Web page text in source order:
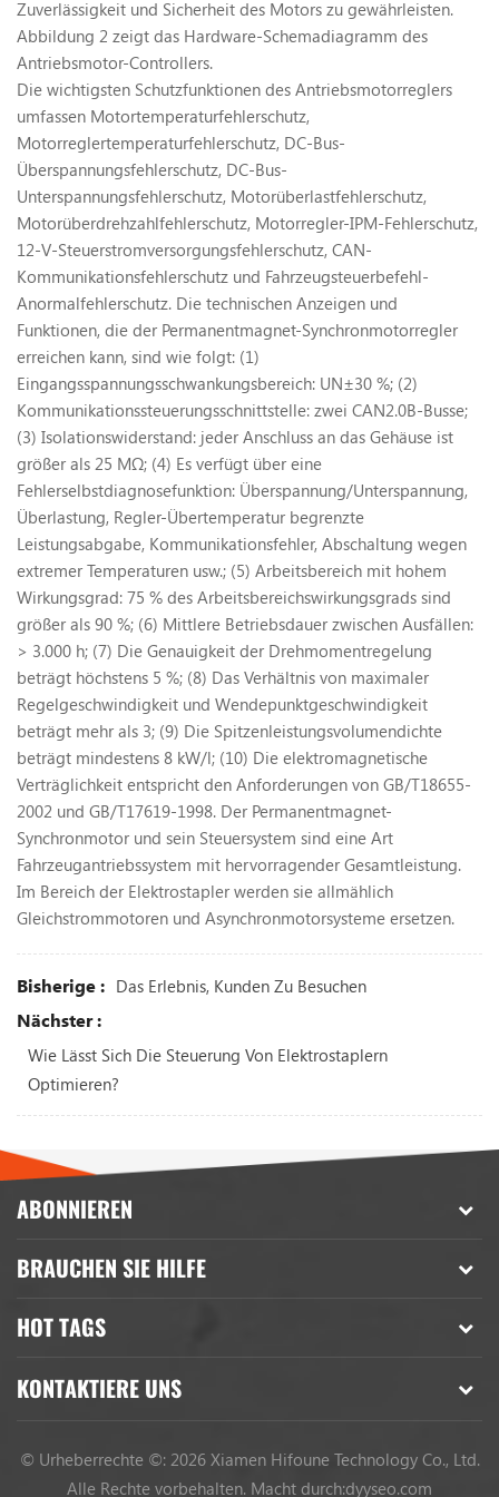
Zuverlässigkeit und Sicherheit des Motors zu gewährleisten.
Abbildung 2 zeigt das Hardware-Schemadiagramm des
Antriebsmotor-Controllers.
Die wichtigsten Schutzfunktionen des Antriebsmotorreglers
umfassen Motortemperaturfehlerschutz,
Motorreglertemperaturfehlerschutz, DC-Bus-
Überspannungsfehlerschutz, DC-Bus-
Unterspannungsfehlerschutz, Motorüberlastfehlerschutz,
Motorüberdrehzahlfehlerschutz, Motorregler-IPM-Fehlerschutz,
12-V-Steuerstromversorgungsfehlerschutz, CAN-
Kommunikationsfehlerschutz und Fahrzeugsteuerbefehl-
Anormalfehlerschutz. Die technischen Anzeigen und
Funktionen, die der Permanentmagnet-Synchronmotorregler
erreichen kann, sind wie folgt: (1)
Eingangsspannungsschwankungsbereich: UN±30 %; (2)
Kommunikationssteuerungsschnittstelle: zwei CAN2.0B-Busse;
(3) Isolationswiderstand: jeder Anschluss an das Gehäuse ist
größer als 25 MΩ; (4) Es verfügt über eine
Fehlerselbstdiagnosefunktion: Überspannung/Unterspannung,
Überlastung, Regler-Übertemperatur begrenzte
Leistungsabgabe, Kommunikationsfehler, Abschaltung wegen
extremer Temperaturen usw.; (5) Arbeitsbereich mit hohem
Wirkungsgrad: 75 % des Arbeitsbereichswirkungsgrads sind
größer als 90 %; (6) Mittlere Betriebsdauer zwischen Ausfällen:
> 3.000 h; (7) Die Genauigkeit der Drehmomentregelung
beträgt höchstens 5 %; (8) Das Verhältnis von maximaler
Regelgeschwindigkeit und Wendepunktgeschwindigkeit
beträgt mehr als 3; (9) Die Spitzenleistungsvolumendichte
beträgt mindestens 8 kW/l; (10) Die elektromagnetische
Verträglichkeit entspricht den Anforderungen von GB/T18655-
2002 und GB/T17619-1998. Der Permanentmagnet-
Synchronmotor und sein Steuersystem sind eine Art
Fahrzeugantriebssystem mit hervorragender Gesamtleistung.
Im Bereich der Elektrostapler werden sie allmählich
Gleichstrommotoren und Asynchronmotorsysteme ersetzen.
Bisherige : Das Erlebnis, Kunden Zu Besuchen
Nächster :
Wie Lässt Sich Die Steuerung Von Elektrostaplern
Optimieren?
ABONNIEREN
BRAUCHEN SIE HILFE
HOT TAGS
KONTAKTIERE UNS
© Urheberrechte ©: 2026 Xiamen Hifoune Technology Co., Ltd.
Alle Rechte vorbehalten. Macht durch:dyyseo.com